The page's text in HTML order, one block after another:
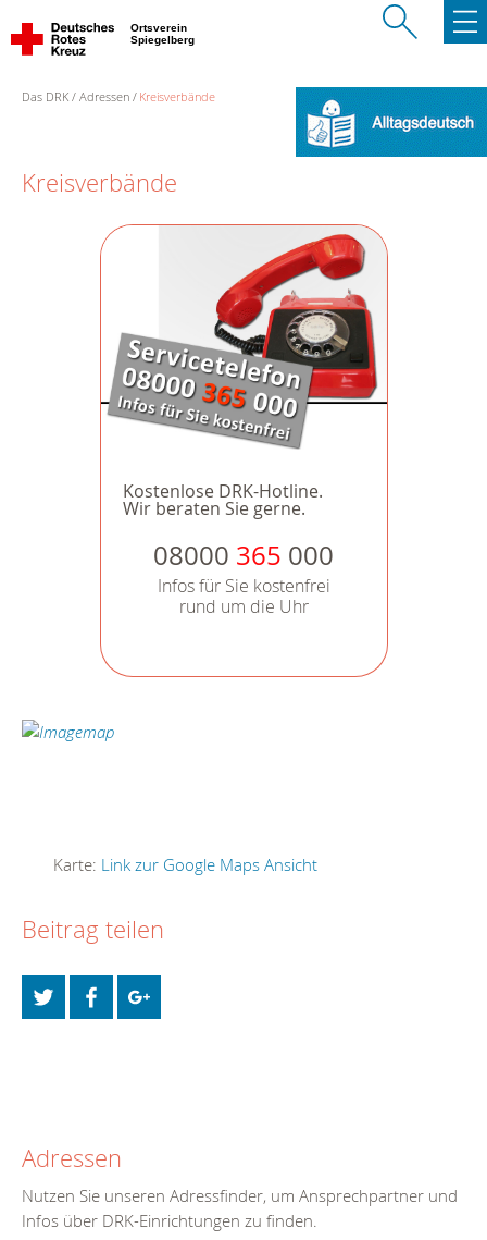
Ortsverein
Spiegelberg
Das DRK Adressen Kreisverbände
Kreisverbände
Kostenlose DRK-Hotline.
Wir beraten Sie gerne.
08000 365 000
Infos für Sie kostenfrei
rund um die Uhr
Karte: Link zur Google Maps Ansicht
Beitrag teilen
Adressen
Nutzen Sie unseren Adressfinder, um Ansprechpartner und
Infos über DRK-Einrichtungen zu finden.